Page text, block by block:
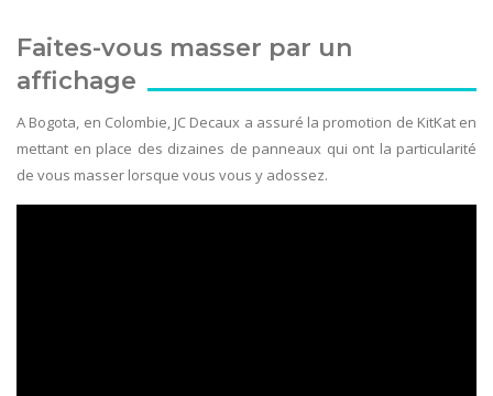
Faites-vous masser par un
affichage
A Bogota, en Colombie, JC Decaux a assuré la promotion de KitKat en
mettant en place des dizaines de panneaux qui ont la particularité
de vous masser lorsque vous vous y adossez.